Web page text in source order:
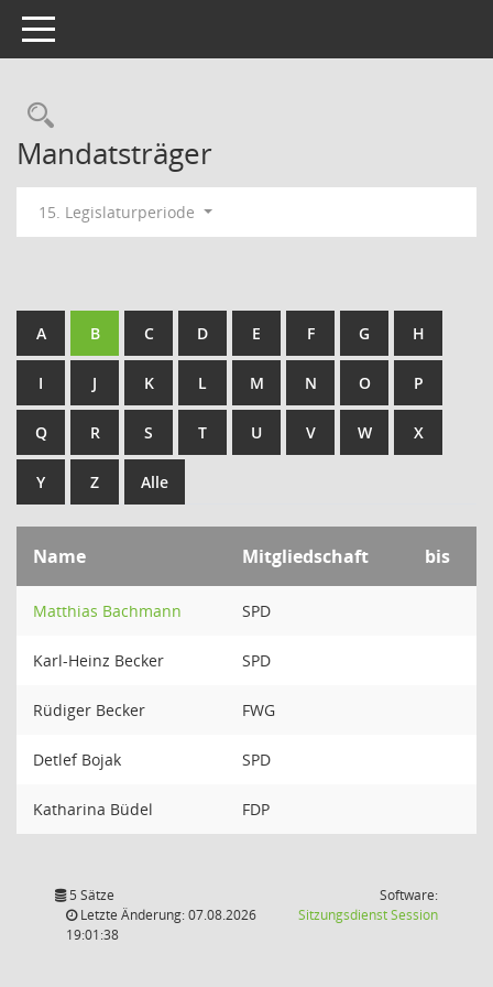
Toggle navigation
Rechercheauswahl
Mandatsträger
15. Legislaturperiode
A B C D E F G H
I J K L M N O P
Q R S T U V W X
Y Z Alle
Name Mitgliedschaft bis
Matthias Bachmann SPD
Karl-Heinz Becker SPD
Rüdiger Becker FWG
Detlef Bojak SPD
Katharina Büdel FDP
5 Sätze
Letzte Änderung: 07.08.2026
19:01:38
Software:
SitzungsdienstSession(Wird in